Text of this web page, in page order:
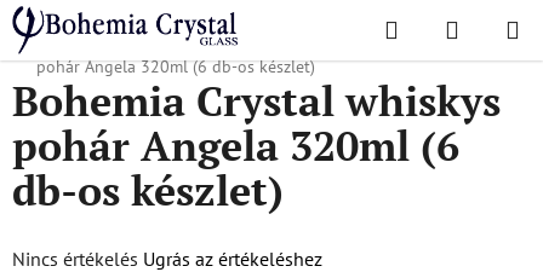
Ugrás
fő
tartalomhoz
Keresés KOSÁR
Kezdőlap
/ Népszerű kollekciók / Angela Classic
Bohemia Crystal whiskys
pohár Angela 320ml (6 db-os készlet)
Bohemia Crystal whiskys
pohár Angela 320ml (6
db-os készlet)
A
Nincs értékelés Ugrás az értékeléshez